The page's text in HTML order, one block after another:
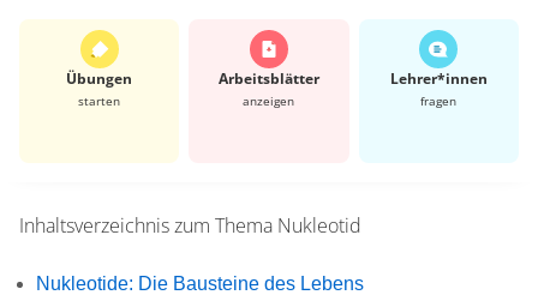
Übungen
starten
Arbeits­blätter
anzeigen
Lehrer*​innen
fragen
Inhaltsverzeichnis zum Thema Nukleotid
Nukleotide: Die Bausteine des Lebens